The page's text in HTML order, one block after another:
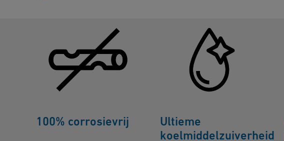
100% corrosievrij
Ultieme
koelmiddelzuiverheid